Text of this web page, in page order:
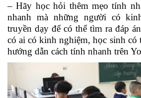
– Hãy học hỏi thêm mẹo tính
nhanh mà những người có
truyền dạy để có thể tìm ra đáp
có ai có kinh nghiệm, học sinh có
hướng dẫn cách tính nhanh trên